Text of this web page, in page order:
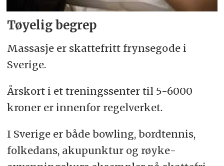
Tøyelig begrep
Massasje er skattefritt frynsegode i
Sverige.
Årskort i et trenings­senter til 5-6000
kroner er innenfor regel­verket.
I Sverige er både bowling, bord­tennis,
folke­dans, aku­punktur og røyke­